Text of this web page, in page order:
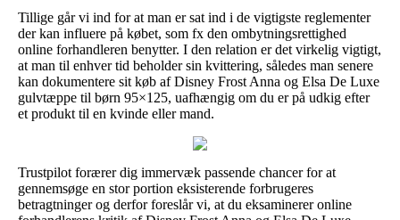
Tillige går vi ind for at man er sat ind i de vigtigste reglementer
der kan influere på købet, som fx den ombytningsrettighed
online forhandleren benytter. I den relation er det virkelig vigtigt,
at man til enhver tid beholder sin kvittering, således man senere
kan dokumentere sit køb af Disney Frost Anna og Elsa De Luxe
gulvtæppe til børn 95×125, uafhængig om du er på udkig efter
et produkt til en kvinde eller mand.
Trustpilot forærer dig immervæk passende chancer for at
gennemsøge en stor portion eksisterende forbrugeres
betragtninger og derfor foreslår vi, at du eksaminerer online